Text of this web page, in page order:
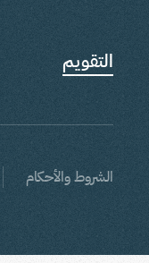
التقويم
الشروط والأحكام